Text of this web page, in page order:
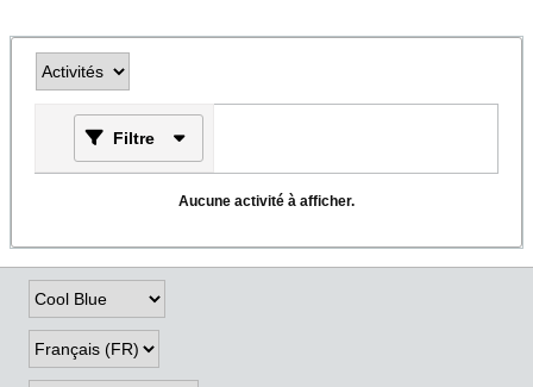
Filtre
Aucune activité à afficher.